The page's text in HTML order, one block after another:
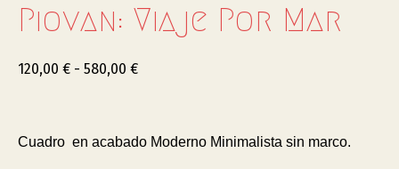
Piovan: Viaje Por Mar
120,00 € - 580,00 €
Cuadro en acabado Moderno Minimalista sin marco.